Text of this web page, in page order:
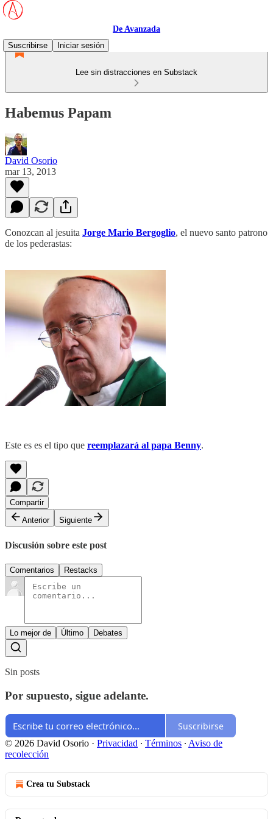
De Avanzada
Suscribirse
Iniciar sesión
Lee sin distracciones en Substack
Habemus Papam
David Osorio
mar 13, 2013
Conozcan al jesuita Jorge Mario Bergoglio, el nuevo santo patrono
de los pederastas:
Este es es el tipo que reemplazará al papa Benny.
Compartir
Anterior
Siguiente
Discusión sobre este post
Comentarios Restacks
Lo mejor de Último Debates
Sin posts
Por supuesto, sigue adelante.
Suscribirse
© 2026 David Osorio · Privacidad ∙ Términos ∙ Aviso de
recolección
Crea tu Substack